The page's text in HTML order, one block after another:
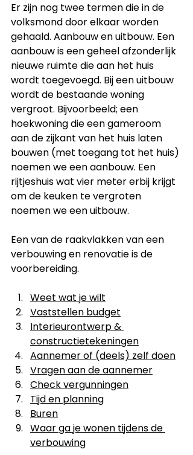
Er zijn nog twee termen die in de
volksmond door elkaar worden
gehaald. Aanbouw en uitbouw. Een
aanbouw is een geheel afzonderlijk
nieuwe ruimte die aan het huis
wordt toegevoegd. Bij een uitbouw
wordt de bestaande woning
vergroot. Bijvoorbeeld; een
hoekwoning die een gameroom
aan de zijkant van het huis laten
bouwen (met toegang tot het huis)
noemen we een aanbouw. Een
rijtjeshuis wat vier meter erbij krijgt
om de keuken te vergroten
noemen we een uitbouw.
Een van de raakvlakken van een
verbouwing en renovatie is de
voorbereiding.
Weet wat je wilt
Vaststellen budget
Interieurontwerp &
constructietekeningen
Aannemer of (deels) zelf doen
Vragen aan de aannemer
Check vergunningen
Tijd en planning
Buren
Waar ga je wonen tijdens de
verbouwing